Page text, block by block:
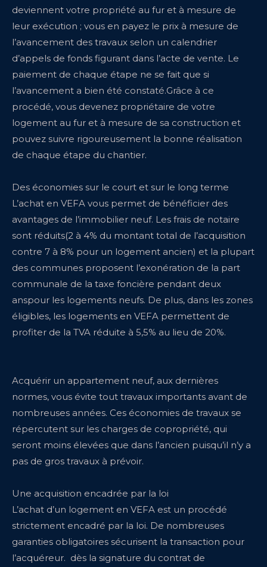
deviennent votre propriété au fur et à mesure de
leur exécution ; vous en payez le prix à mesure de
l’avancement des travaux selon un calendrier
d’appels de fonds figurant dans l’acte de vente. Le
paiement de chaque étape ne se fait que si
l’avancement a bien été constaté.Grâce à ce
procédé, vous devenez propriétaire de votre
logement au fur et à mesure de sa construction et
pouvez suivre rigoureusement la bonne réalisation
de chaque étape du chantier.
Des économies sur le court et sur le long terme
L’achat en VEFA vous permet de bénéficier des
avantages de l’immobilier neuf. Les frais de notaire
sont réduits(2 à 4% du montant total de l’acquisition
contre 7 à 8% pour un logement ancien) et la plupart
des communes proposent l’exonération de la part
communale de la taxe foncière pendant deux
anspour les logements neufs. De plus, dans les zones
éligibles, les logements en VEFA permettent de
profiter de la TVA réduite à 5,5% au lieu de 20%.
Acquérir un appartement neuf, aux dernières
normes, vous évite tout travaux importants avant de
nombreuses années. Ces économies de travaux se
répercutent sur les charges de copropriété, qui
seront moins élevées que dans l’ancien puisqu’il n’y a
pas de gros travaux à prévoir.
Une acquisition encadrée par la loi
L’achat d’un logement en VEFA est un procédé
strictement encadré par la loi. De nombreuses
garanties obligatoires sécurisent la transaction pour
l’acquéreur. dès la signature du contrat de